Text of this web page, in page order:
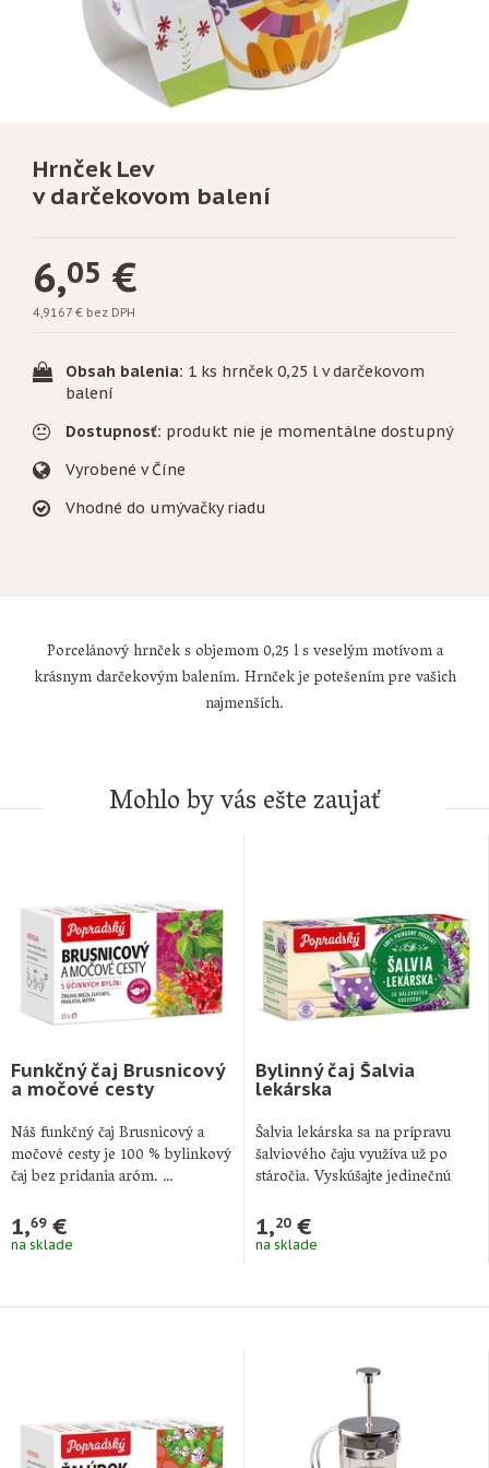
Hrnček Lev
v darčekovom balení
6,05 €
4,9167 € bez DPH
Obsah balenia: 1 ks hrnček 0,25 l v darčekovom
balení
Dostupnosť: produkt nie je momentálne dostupný
Vyrobené v Číne
Vhodné do umývačky riadu
Porcelánový hrnček s objemom 0,25 l s veselým motívom a
krásnym darčekovým balením. Hrnček je potešením pre vašich
najmenších.
Mohlo by vás ešte zaujať
Funkčný čaj Brusnicový
a močové cesty
Náš funkčný čaj Brusnicový a
močové cesty je 100 % bylinkový
čaj bez pridania aróm. …
1,69€
na sklade
Bylinný čaj Šalvia
lekárska
Šalvia lekárska sa na prípravu
šalviového čaju využíva už po
stáročia. Vyskúšajte jedinečnú
1,20€
na sklade